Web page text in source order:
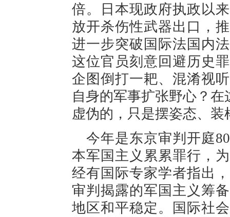
倍。日本现政府执政以
放开杀伤性武器出口，
进一步突破国际法国内
这位官员刻意回避历史
企图倒打一耙、混淆视
自身的军事扩张野心？
虚伪的，只是摆姿态、
今年是东京审判开庭
本军国主义累累罪行，
经有国际专家学者指出
审判揭露的军国主义筹
地区和平稳定。国际社